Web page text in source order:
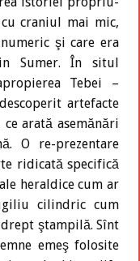
craniul mai mic,
şi care era
Sumer. În situl
Tebei –
artefacte
arată asemănări
O re-prezentare
ridicată specifică
heraldice cum ar
cilindric cum
ştampilă. Sînt
emeş folosite